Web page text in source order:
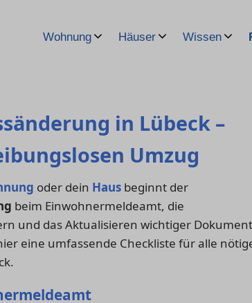
Wohnung Häuser Wissen
in Lübeck –
Umzug
oder dein Haus beginnt der
beim Einwohnermeldeamt, die
und das Aktualisieren wichtiger
eine umfassende Checkliste für alle